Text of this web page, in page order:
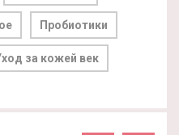
Пробиотики
за кожей век